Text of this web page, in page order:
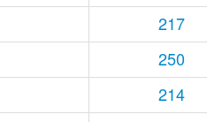
217
250
214